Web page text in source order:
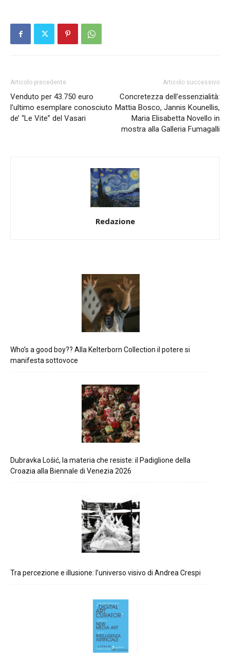
Articolo precedente
Venduto per 43.750 euro
l’ultimo esemplare conosciuto
de’ “Le Vite” del Vasari
Articolo successivo
Concretezza dell’essenzialità:
Mattia Bosco, Jannis Kounellis,
Maria Elisabetta Novello in
mostra alla Galleria Fumagalli
Redazione
Who’s a good boy?? Alla Kelterborn Collection il potere si
manifesta sottovoce
Dubravka Lošić, la materia che resiste: il Padiglione della
Croazia alla Biennale di Venezia 2026
Tra percezione e illusione: l’universo visivo di Andrea Crespi